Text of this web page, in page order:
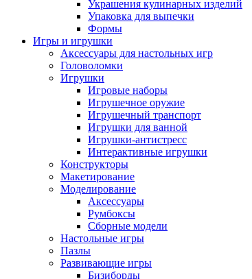
Украшения кулинарных изделий
Упаковка для выпечки
Формы
Игры и игрушки
Аксессуары для настольных игр
Головоломки
Игрушки
Игровые наборы
Игрушечное оружие
Игрушечный транспорт
Игрушки для ванной
Игрушки-антистресс
Интерактивные игрушки
Конструкторы
Макетирование
Моделирование
Аксессуары
Румбоксы
Сборные модели
Настольные игры
Пазлы
Развивающие игры
Бизиборды